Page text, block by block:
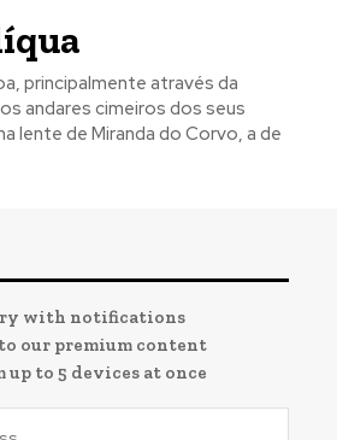
principalmente através da
andares cimeiros dos seus
lente de Miranda do Corvo, a de
with notifications
our premium content
up to 5 devices at once